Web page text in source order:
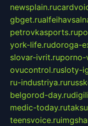
newsplain.ru
gbget.ru
petrovkasports.ru
york-life.rudoroga-
slovar-ivrit.ruporno-
ovucontrol.rusloty-
ru-industriya.ru
belgorod-day.ru
medic-today.ru
teensvoice.ru